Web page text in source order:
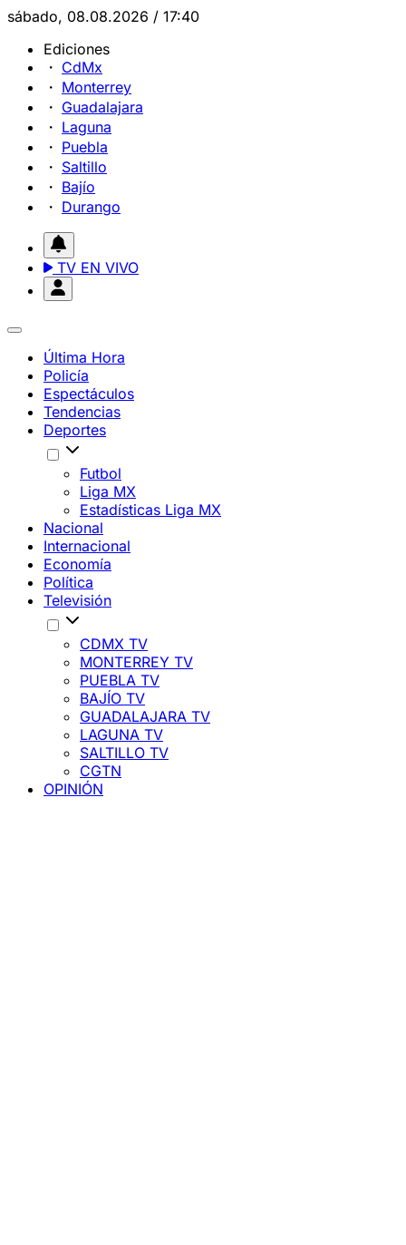
sábado, 08.08.2026 / 17:40
Ediciones
CdMx
Monterrey
Guadalajara
Laguna
Puebla
Saltillo
Bajío
Durango
TV EN VIVO
Última Hora
Policía
Espectáculos
Tendencias
Deportes
Futbol
Liga MX
Estadísticas Liga MX
Nacional
Internacional
Economía
Política
Televisión
CDMX TV
MONTERREY TV
PUEBLA TV
BAJÍO TV
GUADALAJARA TV
LAGUNA TV
SALTILLO TV
CGTN
OPINIÓN